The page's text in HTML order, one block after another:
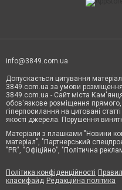
info@3849.com.ua
Допускається цитування
3849.com.ua за умови
3849.com.ua - Сайт міста
обов'язкове розміщення
гіперпосилання на цитовані
якості джерела. Порушення
Матеріали з плашками "Новини
матеріал", "Партнерський
"PR", "Офіційно", "Політична
Політика конфіденційності
класифайд Редакційна політика